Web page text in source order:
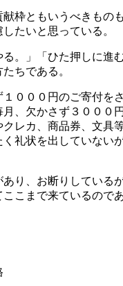
枠ともいうべきもの
たいと思っている。
。」「ひた押しに進
ちである。
１０００円のご寄付を
、欠かさず３０００
レカ、商品券、文具
く礼状を出していない
り、お断りしている
こまで来ているので